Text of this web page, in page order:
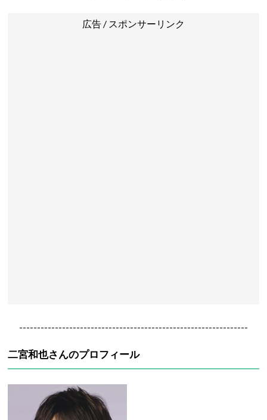
広告 / スポンサーリンク
----------------------------------------------------------------
二宮和也さんのプロフィール